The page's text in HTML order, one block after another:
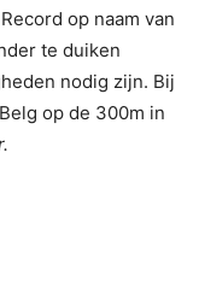
op naam van
te duiken
nodig zijn. Bij
op de 300m in